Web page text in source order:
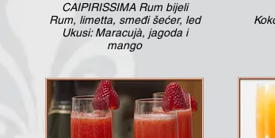
CAIPIRISSIMA Rum bijeli
Rum, limetta, smeđi šećer, led
Ukusi: Maracujà, jagoda i
mango